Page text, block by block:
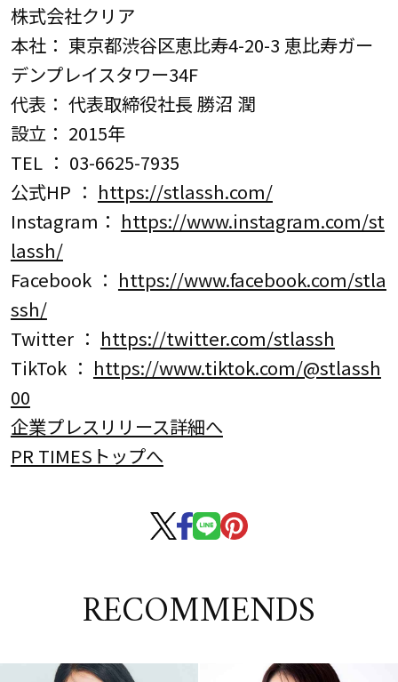
株式会社クリア
本社： 東京都渋谷区恵比寿4-20-3 恵比寿ガー
デンプレイスタワー34F
代表： 代表取締役社長 勝沼 潤
設立： 2015年
TEL ： 03-6625-7935
公式HP ： https://stlassh.com/
Instagram： https://www.instagram.com/st
lassh/
Facebook ： https://www.facebook.com/stla
ssh/
Twitter ： https://twitter.com/stlassh
TikTok ： https://www.tiktok.com/@stlassh
00
企業プレスリリース詳細へ
PR TIMESトップへ
RECOMMENDS